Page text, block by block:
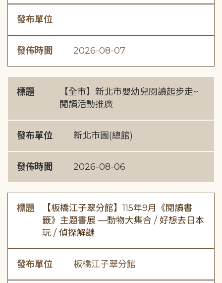
發布單位
發佈時間 2026-08-07
標題
【全市】新北市嬰幼兒閱讀起步走~
閱讀活動推廣
發布單位 新北市圖(總館)
發佈時間 2026-08-06
標題
【板橋江子翠分館】115年9月《閱讀書
籤》主題書展 —動物大集合 / 好想去日本
玩 / 偵探解謎
發布單位 板橋江子翠分館